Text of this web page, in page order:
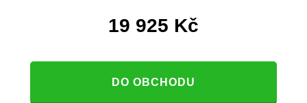
19 925 Kč
DO OBCHODU